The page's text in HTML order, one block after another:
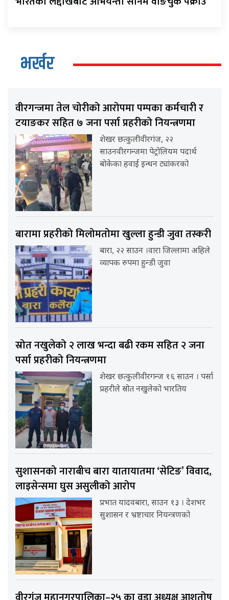
भर्खर
वीरगन्जमा तेल चोरीको आरोपमा पम्पका कर्मचारी र
टयाङकर सहित ७ जना पर्सा प्रहरीको नियन्त्रणमा
शेखर छत्कुलीवीरगंज, २२
साउनवीरगन्जमा पेट्रोलियम पदार्थ
बोकेका हवाई इन्धन ट्यांकरको
बारामा प्रहरीको मिलोमतोमा खुल्ला हुन्डी जुवा तस्करी
बारा, २२ साउन ।वारा जिल्लामा अहिले
व्यापक रुपमा हुन्डी जुवा
स्रोत नखुलेको २ लाख भन्दा बढी रकम सहित २ जना
पर्सा प्रहरीको नियन्त्रणमा
शेखर छत्कुलीवीरगन्ज १६ साउन । पर्सा
प्रहरीले स्रोत नखुलेको भारतिय
सुशासनको नाराबीच बारा यातायातमा ‘सेटिङ’ विवाद,
लाइसेन्समा घुस असुलीको आरोप
प्रभात यादवबारा, साउन १३ । देशभर
सुशासन र भ्रष्टाचार नियन्त्रणको